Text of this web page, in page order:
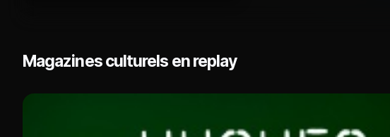
Magazines culturels en replay